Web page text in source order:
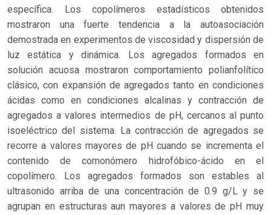
específica. Los copolímeros estadísticos obtenidos
mostraron una fuerte tendencia a la autoasociación
demostrada en experimentos de viscosidad y dispersión de
luz estática y dinámica. Los agregados formados en
solución acuosa mostraron comportamiento polianfolítico
clásico, con expansión de agregados tanto en condiciones
ácidas como en condiciones alcalinas y contracción de
agregados a valores intermedios de pH, cercanos al punto
isoeléctrico del sistema. La contracción de agregados se
recorre a valores mayores de pH cuando se incrementa el
contenido de comonómero hidrofóbico-ácido en el
copolímero. Los agregados formados son estables al
ultrasonido arriba de una concentración de 0.9 g/L y se
agrupan en estructuras aun mayores a valores de pH muy